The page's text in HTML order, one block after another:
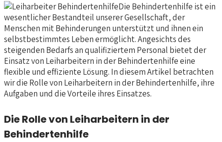
Die Behindertenhilfe ist ein
wesentlicher Bestandteil unserer Gesellschaft, der
Menschen mit Behinderungen unterstützt und ihnen ein
selbstbestimmtes Leben ermöglicht. Angesichts des
steigenden Bedarfs an qualifiziertem Personal bietet der
Einsatz von Leiharbeitern in der Behindertenhilfe eine
flexible und effiziente Lösung. In diesem Artikel betrachten
wir die Rolle von Leiharbeitern in der Behindertenhilfe, ihre
Aufgaben und die Vorteile ihres Einsatzes.
Die Rolle von Leiharbeitern in der
Behindertenhilfe